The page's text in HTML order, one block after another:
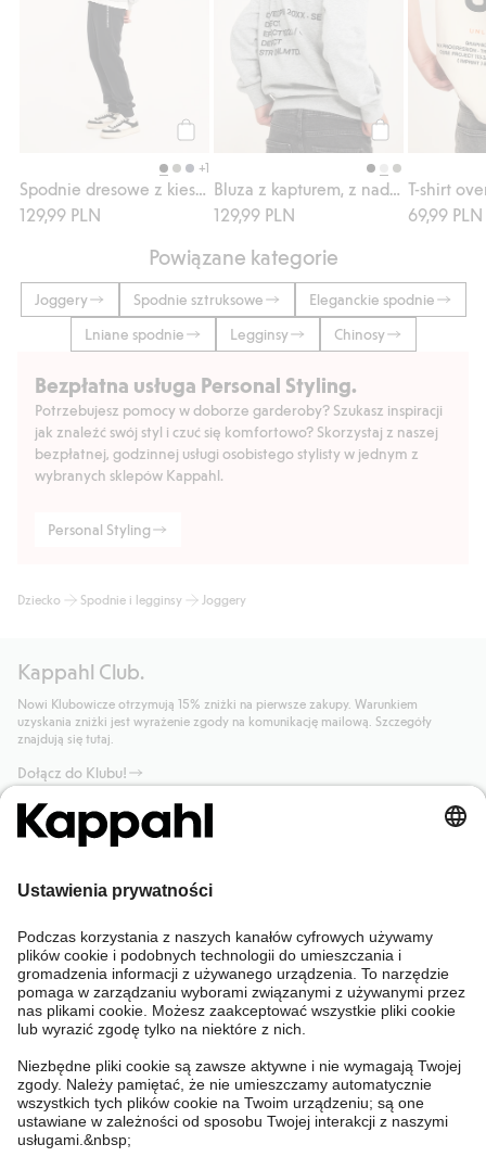
+1
129,99 PLN
Kup
129,99 PLN
69,99 PLN
Powiązane kategorie
Joggery Spodnie sztruksowe
Eleganckie spodnie
Lniane spodnie
Legginsy Chinosy
Bezpłatna usługa Personal Styling.
Potrzebujesz pomocy w doborze garderoby? Szukasz inspiracji
jak znaleźć swój styl i czuć się komfortowo? Skorzystaj z naszej
bezpłatnej, godzinnej usługi osobistego stylisty w jednym z
wybranych sklepów Kappahl.
Personal Styling
Dziecko Spodnie i legginsy Joggery
Kappahl Club.
Nowi Klubowicze otrzymują 15% zniżki na pierwsze zakupy. Warunkiem
uzyskania zniżki jest wyrażenie zgody na komunikację mailową. Szczegóły
znajdują się tutaj.
Dołącz do Klubu!
Potrzebujesz pomocy?
Sklep internetowy
Częste pytania
Twoje zamówienie
Kappahl Club
Mój profil
Kappahl Club
O nas
O Kappahl Group
Warunki i zasady